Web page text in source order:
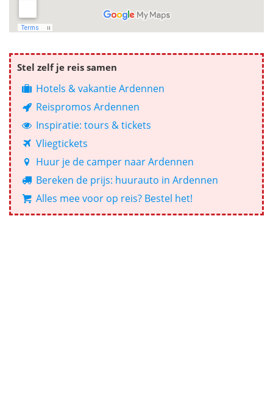
Stel zelf je reis samen
Hotels & vakantie Ardennen
Reispromos Ardennen
Inspiratie: tours & tickets
Vliegtickets
Huur je de camper naar Ardennen
Bereken de prijs: huurauto in Ardennen
Alles mee voor op reis? Bestel het!